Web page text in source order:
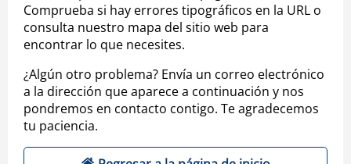
Comprueba si hay errores tipográficos en la URL o
consulta nuestro mapa del sitio web para
encontrar lo que necesites.
¿Algún otro problema? Envía un correo electrónico
a la dirección que aparece a continuación y nos
pondremos en contacto contigo. Te agradecemos
tu paciencia.